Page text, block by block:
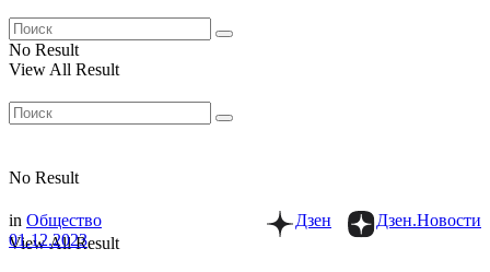
No Result
View All Result
No Result
View All Result
Дзен.Новости
Дзен
in Общество
01.12.2023